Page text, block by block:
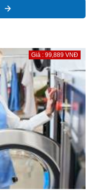
Giá : 99,889 VNĐ